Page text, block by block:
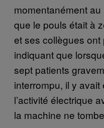
momentanément
que le pouls était à
et ses collègues
indiquant que
sept patients
interrompu, il y
l’activité électrique
la machine ne